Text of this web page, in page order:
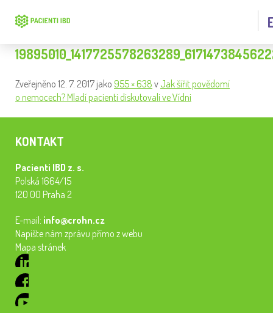
Zveřejněno 12. 7. 2017 jako 955 × 638 v Jak šířit povědomí
o nemocech? Mladí pacienti diskutovali ve Vídni
KONTAKT
Pacienti IBD z. s.
Polská 1664/15
120 00 Praha 2
E-mail: info@crohn.cz
Napište nám zprávu přímo z webu
Mapa stránek